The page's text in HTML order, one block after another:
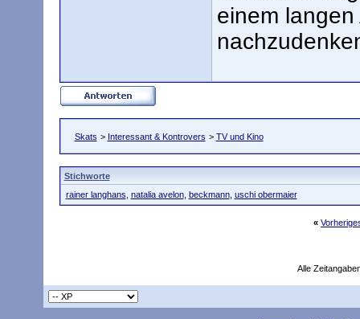
einem
Skats > Interessant & Kontrovers > TV und Kino
Stichworte
rainer langhans natalia avelon, beckmann, uschi obermaier
«
Alle